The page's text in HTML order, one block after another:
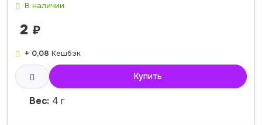
В наличии
2 ₽
+ 0,08 Кешбэк
Купить
Вес: 4 г